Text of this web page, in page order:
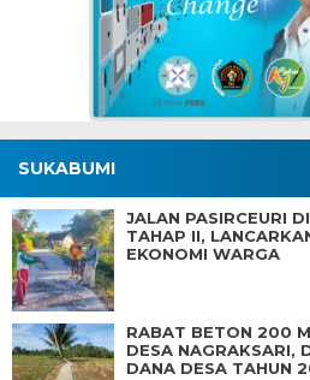
SUKABUMI
JALAN PASIRCEURI
TAHAP II,
EKONOMI WARGA
RABAT BETON 200
DESA NAGRAKSARI,
DANA DESA TAHUN